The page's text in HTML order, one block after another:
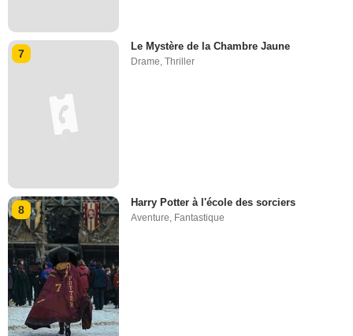
7
Le Mystère de la Chambre Jaune
Drame,Thriller
8
Harry Potter à l'école des sorciers
Aventure, Fantastique